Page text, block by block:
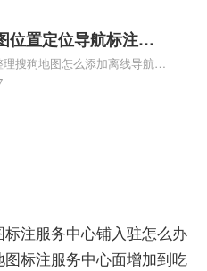
图如何添加企业相关地图标注
查看下方正文！
位置定位导航标注？
位置定位,导航,标注？
搜狗地图怎么添加离线导航搜
航怎么用、搜狗地图导航卫星
注服务中心铺入驻怎么办
标注服务中心面增加到吃